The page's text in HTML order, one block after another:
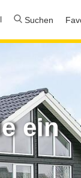
Suchen
ein